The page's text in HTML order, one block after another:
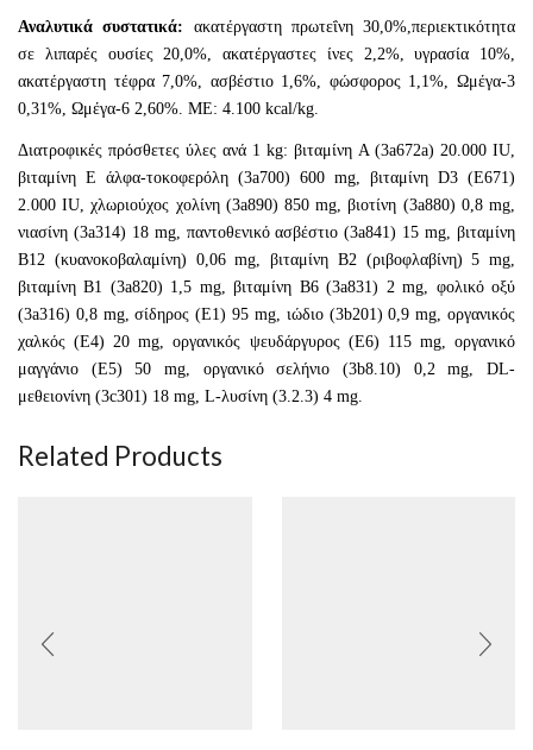
Αναλυτικά συστατικά: ακατέργαστη πρωτεΐνη 30,0%,περιεκτικότητα
σε λιπαρές ουσίες 20,0%, ακατέργαστες ίνες 2,2%, υγρασία 10%,
ακατέργαστη τέφρα 7,0%, ασβέστιο 1,6%, φώσφορος 1,1%, Ωμέγα-3
0,31%, Ωμέγα-6 2,60%. ΜΕ: 4.100 kcal/kg.
Διατροφικές πρόσθετες ύλες ανά 1 kg: βιταμίνη A (3a672a) 20.000 IU,
βιταμίνη E άλφα-τοκοφερόλη (3a700) 600 mg, βιταμίνη D3 (E671)
2.000 IU, χλωριούχος χολίνη (3a890) 850 mg, βιοτίνη (3a880) 0,8 mg,
νιασίνη (3a314) 18 mg, παντοθενικό ασβέστιο (3a841) 15 mg, βιταμίνη
B12 (κυανοκοβαλαμίνη) 0,06 mg, βιταμίνη B2 (ριβοφλαβίνη) 5 mg,
βιταμίνη B1 (3a820) 1,5 mg, βιταμίνη B6 (3a831) 2 mg, φολικό οξύ
(3a316) 0,8 mg, σίδηρος (E1) 95 mg, ιώδιο (3b201) 0,9 mg, οργανικός
χαλκός (E4) 20 mg, οργανικός ψευδάργυρος (E6) 115 mg, οργανικό
μαγγάνιο (E5) 50 mg, οργανικό σελήνιο (3b8.10) 0,2 mg, DL-
μεθειονίνη (3c301) 18 mg, L-λυσίνη (3.2.3) 4 mg.
Related Products